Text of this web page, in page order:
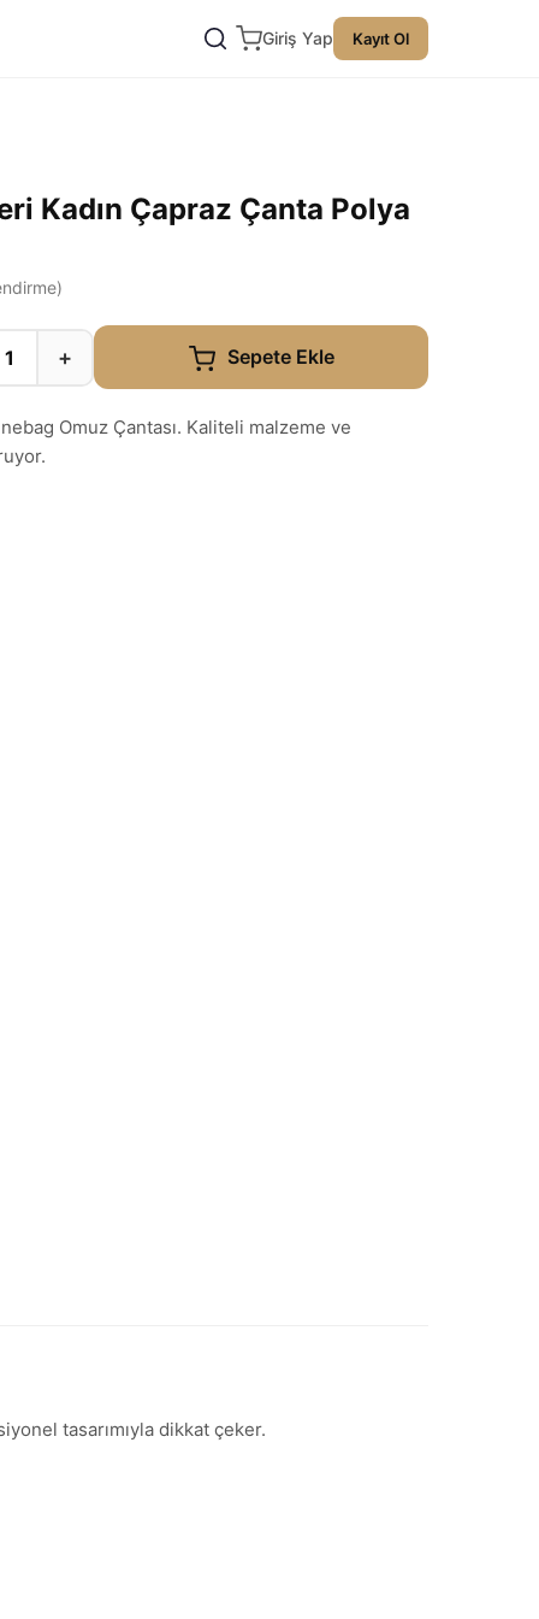
Giriş Yap Kayıt Ol
Kadın Çapraz Çanta Polya
+ Sepete Ekle
Omuz Çantası. Kaliteli malzeme ve
tasarımıyla dikkat çeker.